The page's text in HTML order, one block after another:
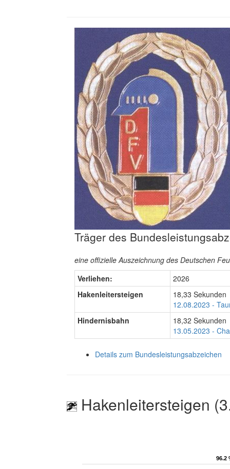
Träger des
eine offizielle Auszeichnung des Deutschen
Verliehen:
2026
Hakenleitersteigen
18,33 Sekunden
12.08.2023 -
Hindernisbahn
18,32 Sekunden
13.05.2023 -
Details zum Bundesleistungsabzeichen
Hakenleitersteigen
96.2
96.2